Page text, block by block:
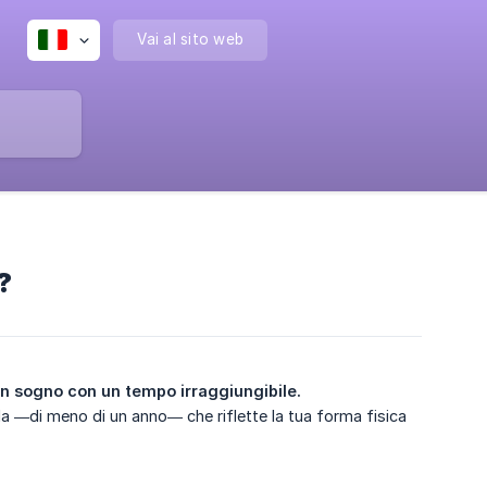
Vai al sito web
sogno con un tempo irraggiungibile.
—di meno di un anno— che riflette la tua forma fisica